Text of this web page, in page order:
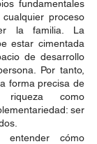
proceso
la familia. La
estar cimentada
de desarrollo
Por tanto,
forma precisa de
riqueza como
ser